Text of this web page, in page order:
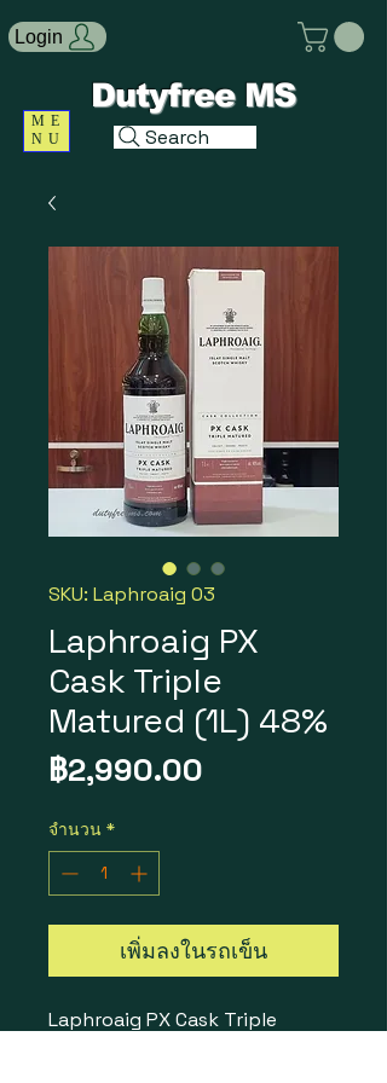
ME
NU
Search
Login
Dutyfree MS
SKU: Laphroaig 03
Laphroaig PX
Cask Triple
Matured (1L) 48%
฿2,990.00
จำนวน *
เพิ่มลงในรถเข็น
Laphroaig PX Cask Triple